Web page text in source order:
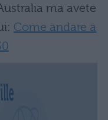
ma avete
Come andare a